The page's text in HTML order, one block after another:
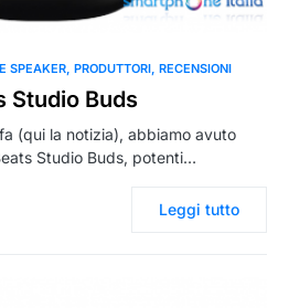
SPEAKER PRODUTTORI RECENSIONI
Studio Buds
(qui la notizia), abbiamo avuto
Studio Buds, potenti…
Leggi tutto